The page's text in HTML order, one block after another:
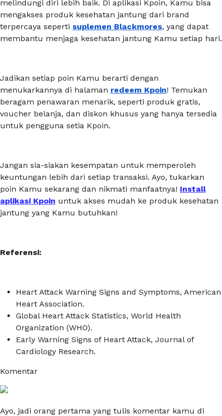
melindungi diri lebih baik. Di aplikasi Kpoin, Kamu bisa
mengakses produk kesehatan jantung dari brand
terpercaya seperti suplemen Blackmores, yang dapat
membantu menjaga kesehatan jantung Kamu setiap hari.
Jadikan setiap poin Kamu berarti dengan
menukarkannya di halaman redeem Kpoin! Temukan
beragam penawaran menarik, seperti produk gratis,
voucher belanja, dan diskon khusus yang hanya tersedia
untuk pengguna setia Kpoin.
Jangan sia-siakan kesempatan untuk memperoleh
keuntungan lebih dari setiap transaksi. Ayo, tukarkan
poin Kamu sekarang dan nikmati manfaatnya! Install
aplikasi Kpoin untuk akses mudah ke produk kesehatan
jantung yang Kamu butuhkan!
Referensi:
Heart Attack Warning Signs and Symptoms, American
Heart Association.
Global Heart Attack Statistics, World Health
Organization (WHO).
Early Warning Signs of Heart Attack, Journal of
Cardiology Research.
Komentar
Ayo, jadi orang pertama yang tulis komentar kamu di